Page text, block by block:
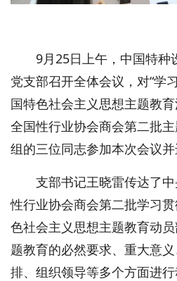
9月25日上午，中国特种
党支部召开全体会议，对“学
国特色社会主义思想主题教育
全国性行业协会商会第二批
组的三位同志参加本次会议并
支部书记王晓雷传达了
性行业协会商会第二批学习
色社会主义思想主题教育动
题教育的必然要求、重大意
排、组织领导等多个方面进